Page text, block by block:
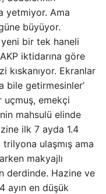
yetmiyor. Ama
büyüyor.
yeni bir tek haneli
iktidarına göre
kıskanıyor. Ekranlar
bile getirmesinler’
emekçi
mahsulü elinde
ilk 7 ayda 1.4
ulaşmış ama
makyajlı
derdinde. Hazine ve
ayın en düşük